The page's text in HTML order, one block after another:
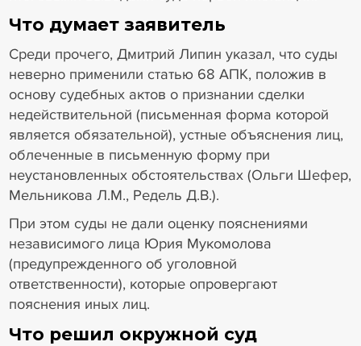
Что думает заявитель
Среди прочего, Дмитрий Липин указал, что суды
неверно применили статью 68 АПК, положив в
основу судебных актов о признании сделки
недействительной (письменная форма которой
является обязательной), устные объяснения лиц,
облеченные в письменную форму при
неустановленных обстоятельствах (Ольги Шефер,
Мельникова Л.М., Редель Д.В.).
При этом суды не дали оценку пояснениями
независимого лица Юрия Мукомолова
(предупрежденного об уголовной
ответственности), которые опровергают
пояснения иных лиц.
Что решил окружной суд